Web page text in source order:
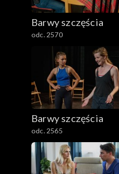
Barwy szczęścia
odc. 2570
Barwy szczęścia
odc. 2565